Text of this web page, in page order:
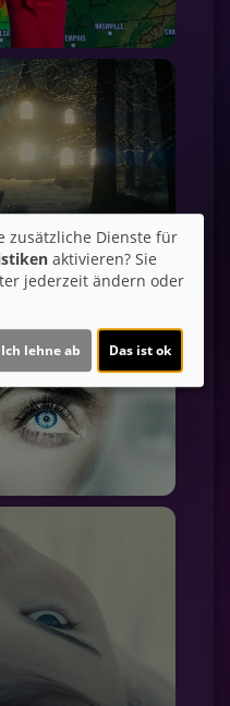
zusätzliche Dienste für
aktivieren? Sie
jederzeit ändern oder
Ich lehne ab Das ist ok